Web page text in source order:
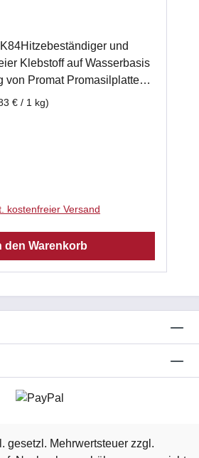
und
Klebstoff auf Wasserbasis
von Promat Promasilplatten,
Auch zur
2kg Promasilkleber je m²
€ / 1 kg)
kostenfreier Versand
den Warenkorb
gesetzl. Mehrwertsteuer zzgl.